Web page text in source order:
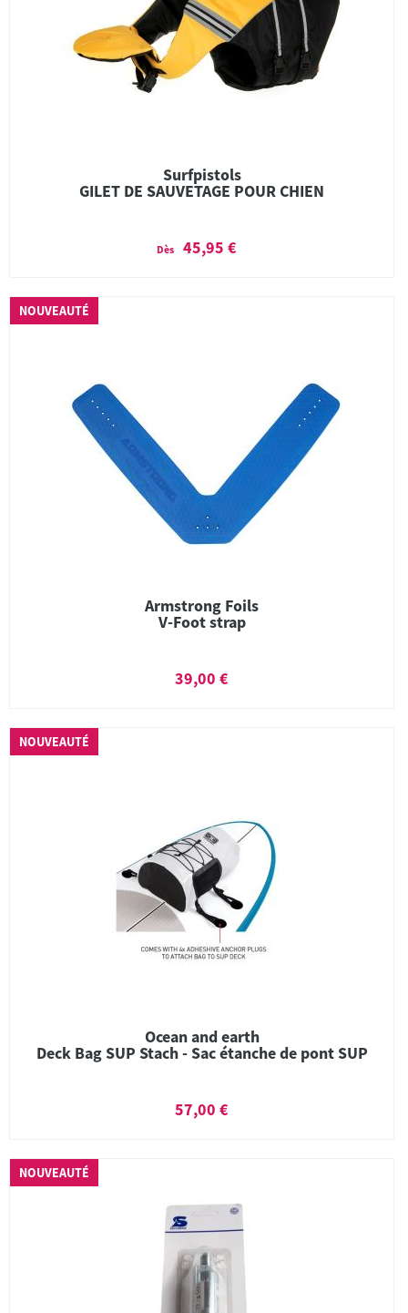
Surfpistols
GILET DE SAUVETAGE POUR CHIEN
Dès 45,95 €
NOUVEAUTÉ
Armstrong Foils
V-Foot strap
39,00 €
NOUVEAUTÉ
Ocean and earth
Deck Bag SUP Stach - Sac étanche de pont SUP
57,00 €
NOUVEAUTÉ